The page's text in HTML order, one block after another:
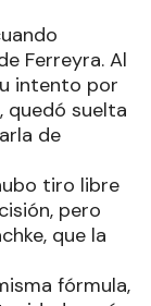
Ferreyra. Al
intento por
quedó suelta
de
tiro libre
pero
que la
fórmula,